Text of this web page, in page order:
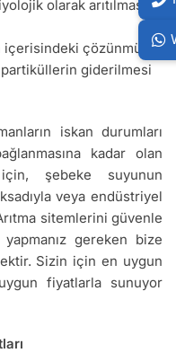
olarak arıtılması
içerisindeki çözünmüş
partiküllerin giderilmesi
iskan durumları
kadar olan
şebeke suyunun
veya endüstriyel
sitemlerini güvenle
gereken bize
Sizin için en uygun
fiyatlarla sunuyor